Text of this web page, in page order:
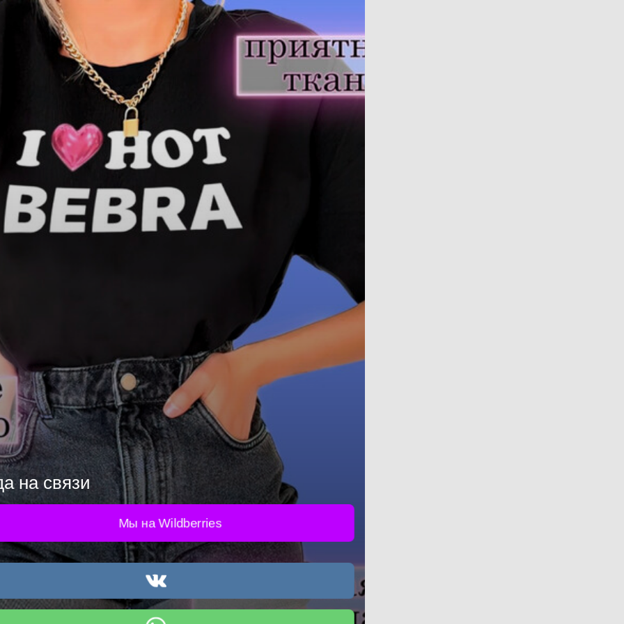
на связи
Мы на Wildberries